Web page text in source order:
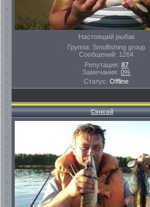
Настоящий рыбак
Группа: Smolfishing group
Сообщений: 1264
Репутация: 87
Замечания:0%
Статус:Offline
Сэнсэй